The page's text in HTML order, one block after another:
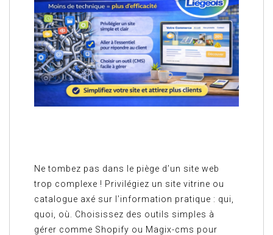
Ne tombez pas dans le piège d’un site web
trop complexe ! Privilégiez un site vitrine ou
catalogue axé sur l’information pratique : qui,
quoi, où. Choisissez des outils simples à
gérer comme Shopify ou Magix-cms pour